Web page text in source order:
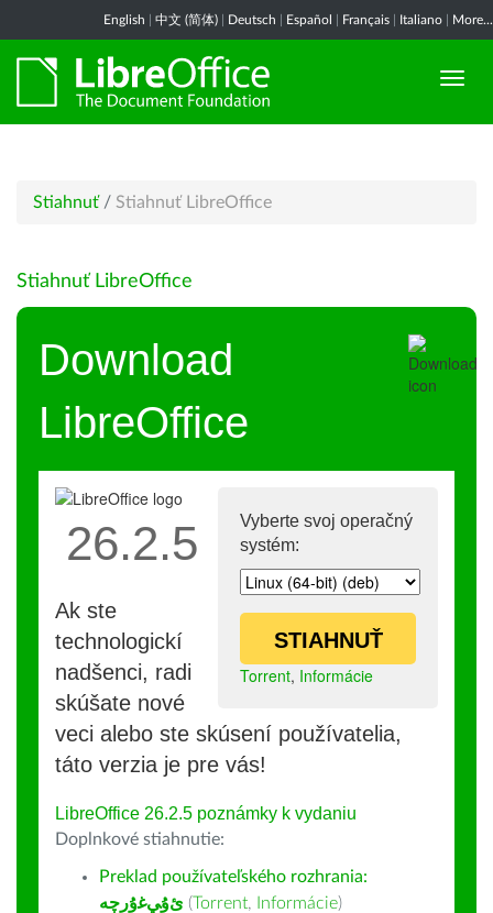
English 中文 (简体) Deutsch Español Français Italiano More...
Stiahnuť / Stiahnuť LibreOffice
Stiahnuť LibreOffice
Download
LibreOffice
Vyberte svoj operačný
systém:
STIAHNUŤ
Torrent, Informácie
26.2.5
Ak ste
technologickí
nadšenci, radi
skúšate nové
veci alebo ste skúsení používatelia,
táto verzia je pre vás!
LibreOffice 26.2.5 poznámky k vydaniu
Doplnkové stiahnutie:
Preklad používateľského rozhrania:
ﺉۇﻲﻏۇﺭچە (Torrent, Informácie)